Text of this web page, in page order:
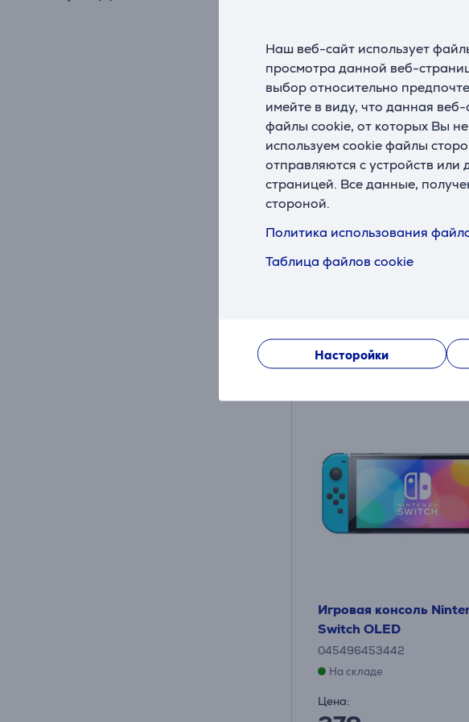
Наш веб-сайт использует
просмотра данной веб-
выбор относительно
имейте в виду, что данная
файлы cookie, от которых Вы
используем cookie файлы
отправляются с устройств
страницей. Все данные,
стороной.
Политика использования
Таблица файлов cookie
Насторойки
569 .99 €
10 месяцев 60 €
Игровая консоль
Switch OLED
045496453442
На складе
Цена: